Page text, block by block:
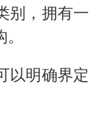
别，拥有一
以明确界定